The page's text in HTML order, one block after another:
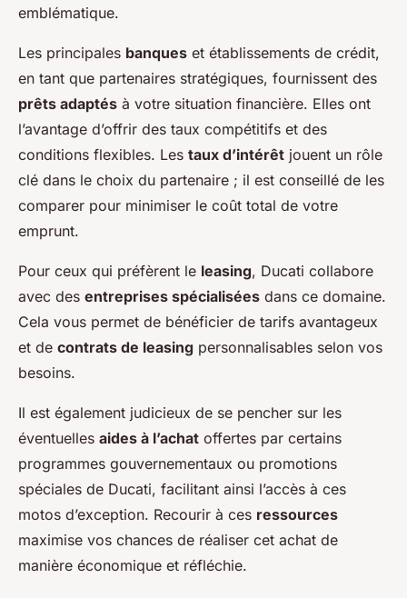
emblématique.
Les principales banques et établissements de crédit,
en tant que partenaires stratégiques, fournissent des
prêts adaptés à votre situation financière. Elles ont
l’avantage d’offrir des taux compétitifs et des
conditions flexibles. Les taux d’intérêt jouent un rôle
clé dans le choix du partenaire ; il est conseillé de les
comparer pour minimiser le coût total de votre
emprunt.
Pour ceux qui préfèrent le leasing, Ducati collabore
avec des entreprises spécialisées dans ce domaine.
Cela vous permet de bénéficier de tarifs avantageux
et de contrats de leasing personnalisables selon vos
besoins.
Il est également judicieux de se pencher sur les
éventuelles aides à l’achat offertes par certains
programmes gouvernementaux ou promotions
spéciales de Ducati, facilitant ainsi l’accès à ces
motos d’exception. Recourir à ces ressources
maximise vos chances de réaliser cet achat de
manière économique et réfléchie.